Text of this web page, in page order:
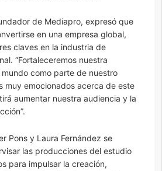
de Mediapro, expresó que
en una empresa global,
claves en la industria de
“Fortaleceremos nuestra
como parte de nuestro
muy emocionados acerca de este
aumentar nuestra audiencia y la
Pons y Laura Fernández se
las producciones del estudio
para impulsar la creación,